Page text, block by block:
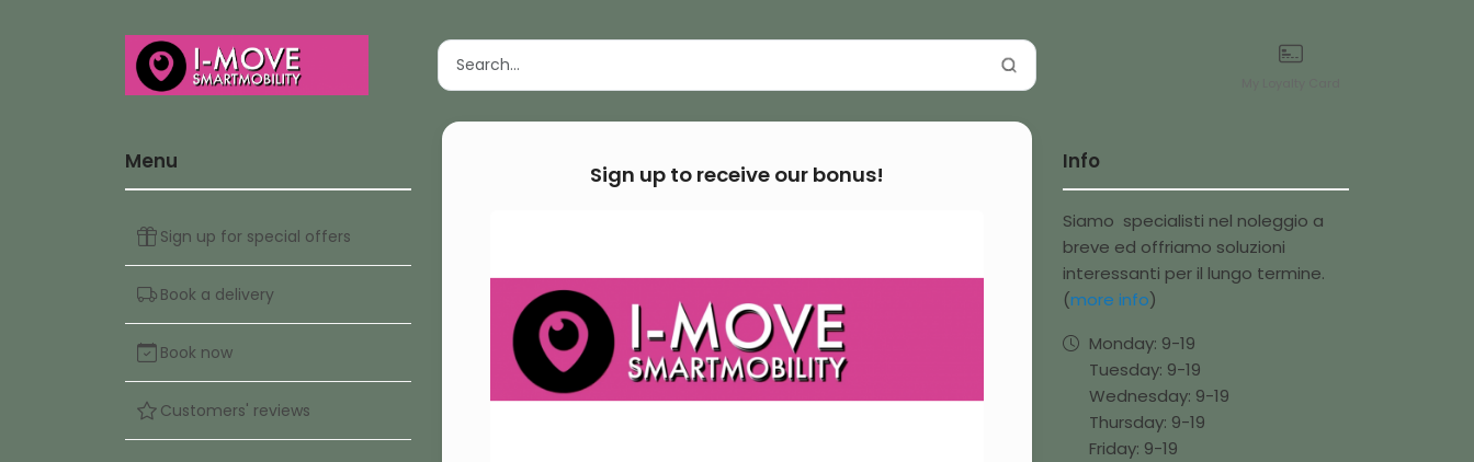
Menu
Sign up for special offers
Book a delivery
Book now
Customers' reviews
Sign up to receive our bonus! Info
Siamo specialisti nel noleggio a
breve ed offriamo soluzioni
interessanti per il lungo termine.
(more info)
Monday: 9-19
Tuesday: 9-19
Wednesday: 9-19
Thursday: 9-19
Friday: 9-19